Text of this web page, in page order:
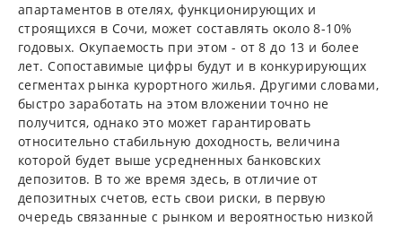
апартаментов в отелях, функционирующих и
строящихся в Сочи, может составлять около 8-10%
годовых. Окупаемость при этом - от 8 до 13 и более
лет. Сопоставимые цифры будут и в конкурирующих
сегментах рынка курортного жилья. Другими словами,
быстро заработать на этом вложении точно не
получится, однако это может гарантировать
относительно стабильную доходность, величина
которой будет выше усредненных банковских
депозитов. В то же время здесь, в отличие от
депозитных счетов, есть свои риски, в первую
очередь связанные с рынком и вероятностью низкой